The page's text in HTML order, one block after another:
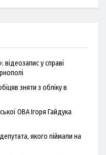
у справі
зняти з обліку в
ОВА Ігоря Гайдука
якого піймали на